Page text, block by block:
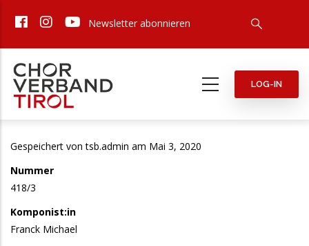
zum
Newsletter abonnieren
LOG-IN
Gespeichert vontsb.admin am Mai 3, 2020
Nummer
418/3
Komponist:in
Franck Michael